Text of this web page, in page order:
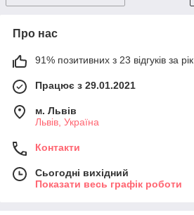
Про нас
91% позитивних з 23 відгуків за рік
Працює з 29.01.2021
м. Львів
Львів, Україна
Контакти
Сьогодні вихідний
Показати весь графік роботи